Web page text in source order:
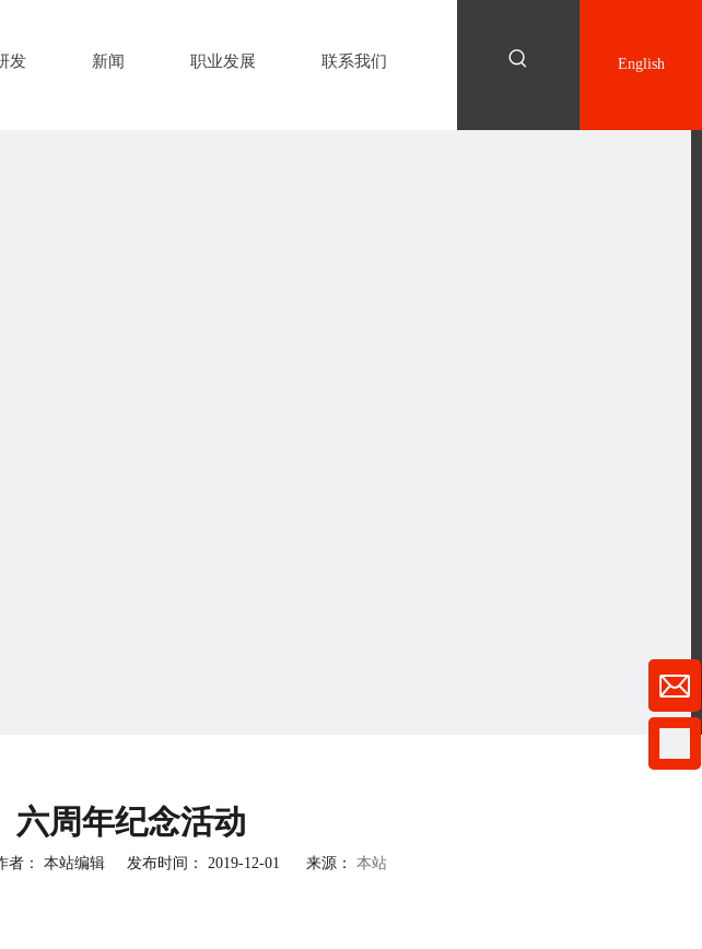
发 新闻 职业发展 联系我们 English
六周年纪念活动
： 本站编辑 发布时间： 2019-12-01 来源： 本站